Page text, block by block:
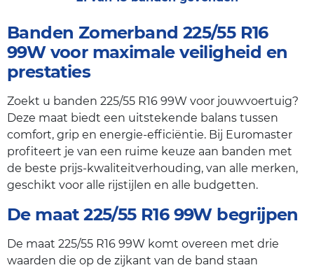
Banden Zomerband 225/55 R16
99W voor maximale veiligheid en
prestaties
Zoekt u banden 225/55 R16 99W voor jouwvoertuig?
Deze maat biedt een uitstekende balans tussen
comfort, grip en energie-efficiëntie. Bij Euromaster
profiteert je van een ruime keuze aan banden met
de beste prijs-kwaliteitverhouding, van alle merken,
geschikt voor alle rijstijlen en alle budgetten.
De maat 225/55 R16 99W begrijpen
De maat 225/55 R16 99W komt overeen met drie
waarden die op de zijkant van de band staan